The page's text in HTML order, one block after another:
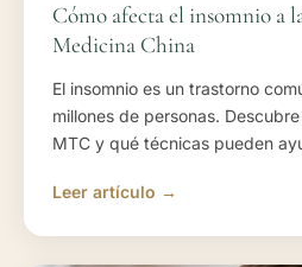
Cómo afecta el insomnio a
Medicina China
El insomnio es un trastorno
millones de personas.
MTC y qué técnicas pueden
Leer artículo →